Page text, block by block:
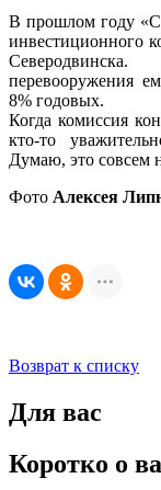
В прошлом году
инвестиционного
перевооружения
8% годовых.
Когда комиссия
кто-то
Думаю, это совсем
Фото Алексея
Возврат к списку
Для вас
Коротко о